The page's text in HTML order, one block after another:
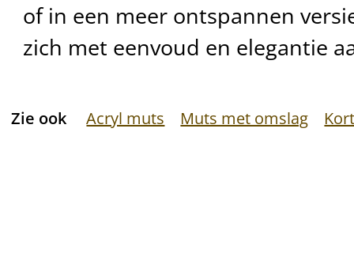
of in een meer ontspannen
zich met eenvoud en elegantie
Zie ook Acryl muts Muts met omslag